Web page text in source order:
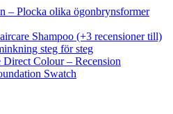
– Plocka olika ögonbrynsformer
Shampoo (+3 recensioner till)
steg för steg
Colour – Recension
Swatch